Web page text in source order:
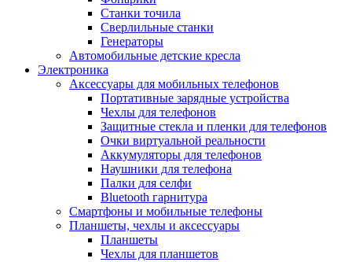
Станки точила
Сверлильные станки
Генераторы
Автомобильные детские кресла
Электроника
Аксессуары для мобильных телефонов
Портативные зарядные устройства
Чехлы для телефонов
Защитные стекла и пленки для телефонов
Очки виртуальной реальности
Аккумуляторы для телефонов
Наушники для телефона
Палки для селфи
Bluetooth гарнитура
Смартфоны и мобильные телефоны
Планшеты, чехлы и аксессуары
Планшеты
Чехлы для планшетов